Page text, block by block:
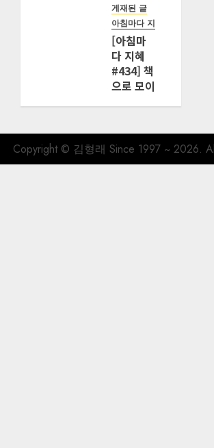
제품이 아
니라 제대
로 바른
제품입니
다
2026년 08
0
28
게재된 글
아침마다 지혜
[아침마
다 지혜
#434] 책
으로 모이
우리가 다
시 배울
것
Copyright © 김형래 Since 1997 ~ 2026.